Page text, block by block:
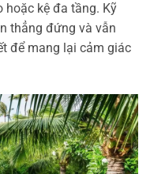
hoặc kệ đa tầng. Kỹ
thẳng đứng và vẫn
để mang lại cảm giác